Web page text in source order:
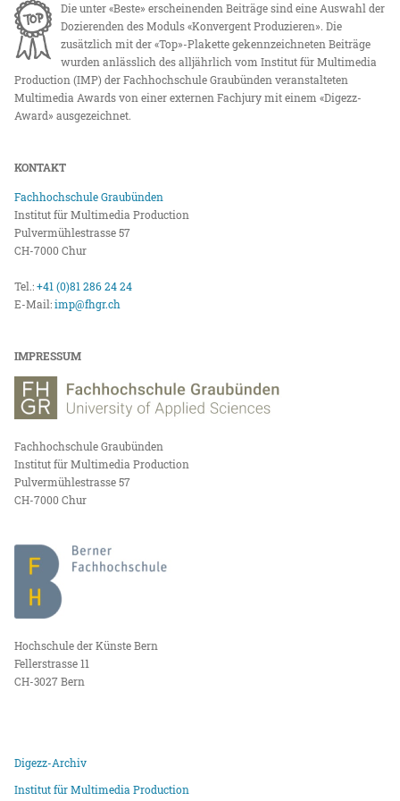
Die unter «Beste» erscheinenden Beiträge sind eine Auswahl der
Dozierenden des Moduls «Konvergent Produzieren». Die
zusätzlich mit der «Top»-Plakette gekennzeichneten Beiträge
wurden anlässlich des alljährlich vom Institut für Multimedia
Production (IMP) der Fachhochschule Graubünden veranstalteten
Multimedia Awards von einer externen Fachjury mit einem «Digezz-
Award» ausgezeichnet.
KONTAKT
Fachhochschule Graubünden
Institut für Multimedia Production
Pulvermühlestrasse 57
CH-7000 Chur
Tel.:+41 (0)81 286 24 24
E-Mail:imp@fhgr.ch
IMPRESSUM
Fachhochschule Graubünden
Institut für Multimedia Production
Pulvermühlestrasse 57
CH-7000 Chur
Hochschule der Künste Bern
Fellerstrasse 11
CH-3027 Bern
Digezz-Archiv
Institut für Multimedia Production